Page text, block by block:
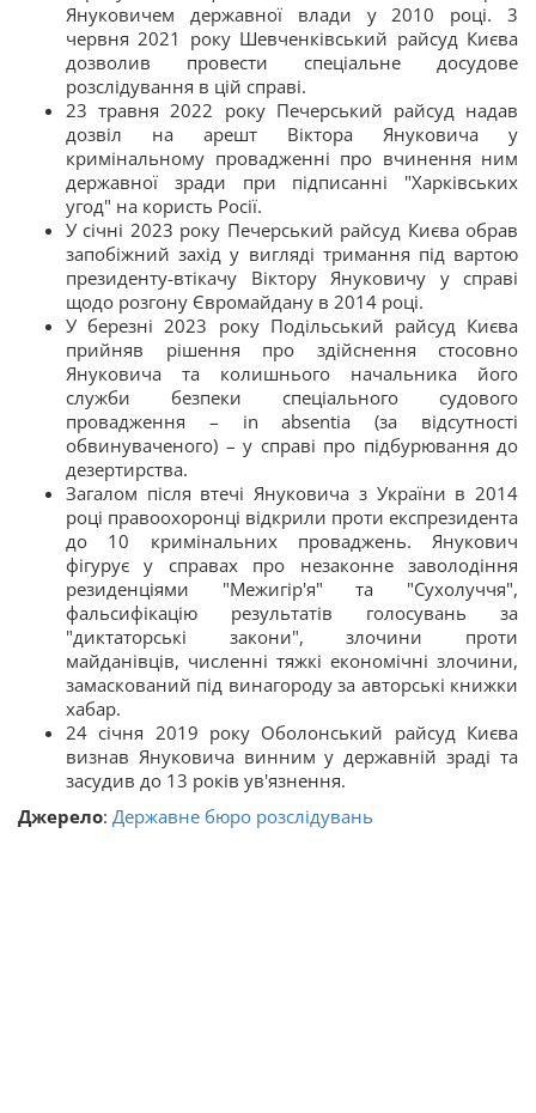
Януковичем державної влади у 2010 році. 3
червня 2021 року Шевченківський райсуд Києва
дозволив провести спеціальне досудове
розслідування в цій справі.
23 травня 2022 року Печерський райсуд надав
дозвіл на арешт Віктора Януковича у
кримінальному провадженні про вчинення ним
державної зради при підписанні "Харківських
угод" на користь Росії.
У січні 2023 року Печерський райсуд Києва обрав
запобіжний захід у вигляді тримання під вартою
президенту-втікачу Віктору Януковичу у справі
щодо розгону Євромайдану в 2014 році.
У березні 2023 року Подільський райсуд Києва
прийняв рішення про здійснення стосовно
Януковича та колишнього начальника його
служби безпеки спеціального судового
провадження – in absentia (за відсутності
обвинуваченого) – у справі про підбурювання до
дезертирства.
Загалом після втечі Януковича з України в 2014
році правоохоронці відкрили проти експрезидента
до 10 кримінальних проваджень. Янукович
фігурує у справах про незаконне заволодіння
резиденціями "Межигір'я" та "Сухолуччя",
фальсифікацію результатів голосувань за
"диктаторські закони", злочини проти
майданівців, численні тяжкі економічні злочини,
замаскований під винагороду за авторські книжки
хабар.
24 січня 2019 року Оболонський райсуд Києва
визнав Януковича винним у державній зраді та
засудив до 13 років ув'язнення.
Джерело: Державне бюро розслідувань